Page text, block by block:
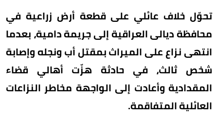
تحوّل خلاف عائلي على قطعة أرض زراعية في
محافظة ديالى العراقية إلى جريمة دامية، بعدما
انتهى نزاع على الميراث بمقتل أب ونجله وإصابة
شخص ثالث، في حادثة هزّت أهالي قضاء
المقدادية وأعادت إلى الواجهة مخاطر النزاعات
العائلية المتفاقمة.